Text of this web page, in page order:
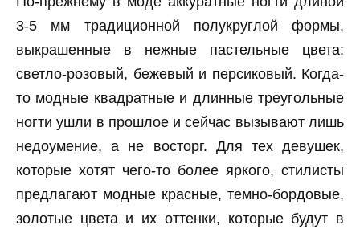
3-5 мм традиционной полукруглой формы,
выкрашенные в нежные пастельные цвета:
светло-розовый, бежевый и персиковый. Когда-
то модные квадратные и длинные треугольные
ногти ушли в прошлое и сейчас вызывают лишь
недоумение, а не восторг. Для тех девушек,
которые хотят чего-то более яркого, стилисты
предлагают модные красные, темно-бордовые,
золотые цвета и их оттенки, которые будут в